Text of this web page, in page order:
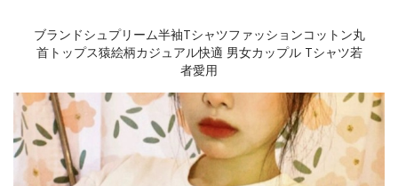
ブランドシュプリーム半袖tシャツファッションコットン丸
首トップス猿絵柄カジュアル快適 男女カップル Tシャツ若
者愛用